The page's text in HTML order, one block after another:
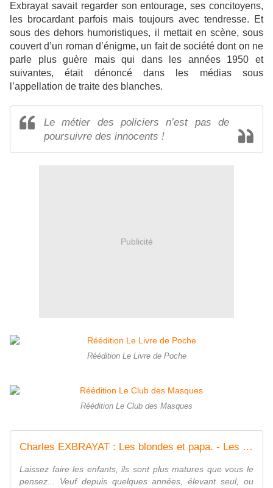
Exbrayat savait regarder son entourage, ses concitoyens,
les brocardant parfois mais toujours avec tendresse. Et
sous des dehors humoristiques, il mettait en scène, sous
couvert d’un roman d’énigme, un fait de société dont on ne
parle plus guère mais qui dans les années 1950 et
suivantes, était dénoncé dans les médias sous
l’appellation de traite des blanches.
Le métier des policiers n’est pas de
poursuivre des innocents !
Publicité
Réédition Le Livre de Poche
Réédition Le Club des Masques
Charles EXBRAYAT : Les blondes et papa. - Les Lectures de l'Oncle Paul
Laissez faire les enfants, ils sont plus matures que vous le
pensez... Veuf depuis quelques années, élevant seul, ou